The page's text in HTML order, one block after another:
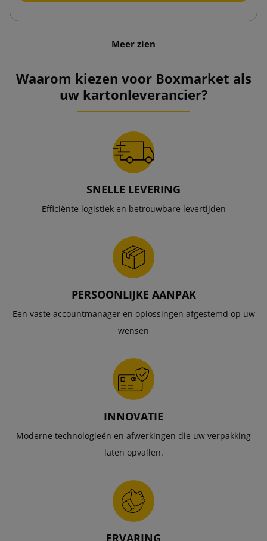
Meer zien
Waarom kiezen voor Boxmarket als
uw kartonleverancier?
SNELLE LEVERING
Efficiënte logistiek en betrouwbare levertijden
PERSOONLIJKE AANPAK
Een vaste accountmanager en oplossingen afgestemd op uw
wensen
INNOVATIE
Moderne technologieën en afwerkingen die uw verpakking
laten opvallen.
ERVARING